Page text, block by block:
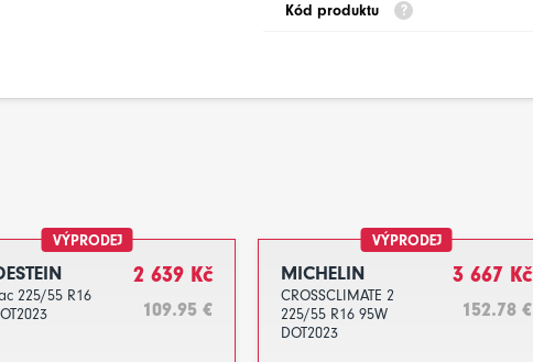
Kód produktu
VÝPRODEJ
225/55 R16
2 639 Kč
109.95 €
VÝPRODEJ
MICHELIN
CROSSCLIMATE 2
225/55 R16 95W
DOT2023
3 667 Kč
152.78 €